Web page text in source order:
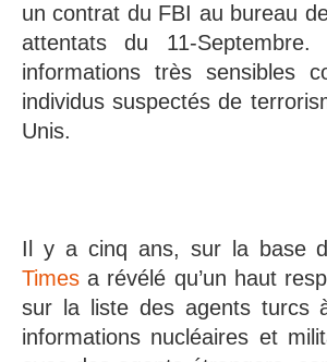
un contrat du FBI au bureau
attentats du 11-
informations très sensibles
individus suspectés de
Unis.
Il y a cinq ans, sur la base
Times a révélé qu’un haut
sur la liste des agents turcs
informations nucléaires et